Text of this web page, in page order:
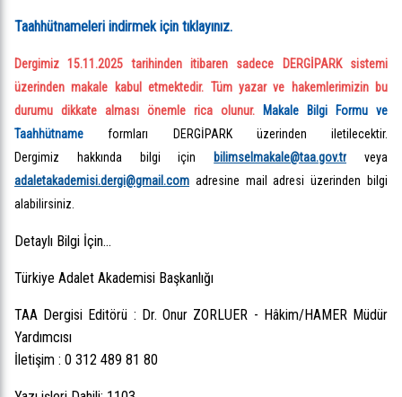
Taahhütnameleri indirmek için tıklayınız.
Dergimiz 15.11.2025 tarihinden itibaren sadece DERGİPARK sistemi
üzerinden makale kabul etmektedir. Tüm yazar ve hakemlerimizin bu
durumu dikkate alması önemle rica olunur.
Makale Bilgi Formu ve
Taahhütname formları DERGİPARK üzerinden iletilecektir.
Dergimiz hakkında bilgi için
bilimselmakale@taa.gov.tr veya
adaletakademisi.dergi@gmail.com adresine mail adresi üzerinden bilgi
alabilirsiniz.
Detaylı Bilgi İçin...
Türkiye Adalet Akademisi Başkanlığı
TAA Dergisi Editörü : Dr. Onur ZORLUER - Hâkim/HAMER Müdür
Yardımcısı
İletişim : 0 312 489 81 80